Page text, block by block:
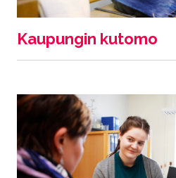
Kaupungin kutomo